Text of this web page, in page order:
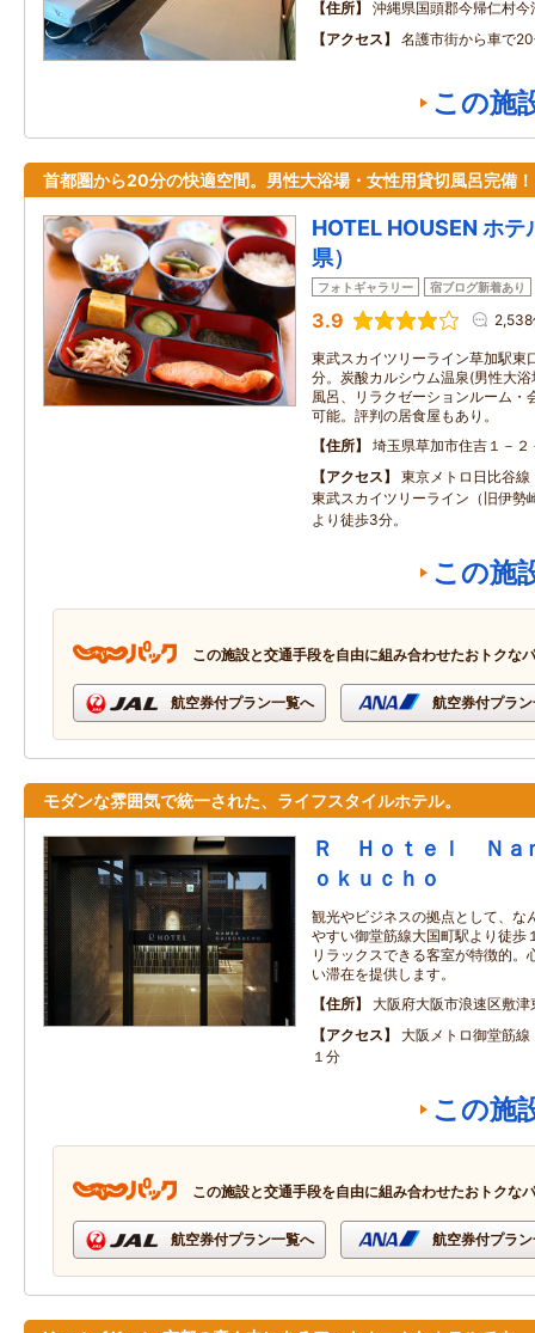
住所
沖縄県国頭郡今帰仁村今
アクセス
名護市街から車で
この施
首都圏から20分の快適空間。男性大浴場・女性用貸切風呂完備！
HOTEL HOUSEN ホ
県）
フォトギャラリー 宿ブログ新着あり
3.9
東武スカイツリーライン草加駅
分。炭酸カルシウム温泉(男性大
風呂、リラクゼーションルーム・
可能。評判の居食屋もあり。
住所
埼玉県草加市住吉１－２
アクセス
東京メトロ日比谷
東武スカイツリーライン（旧伊勢
より徒歩3分。
この施
この施設と交通手段を自由に組み合わせたおトクな
航空券付プラン一覧へ 航空券付プラ
モダンな雰囲気で統一された、ライフスタイルホテル。
Ｒ Ｈｏｔｅｌ Ｎａ
ｏｋｕｃｈｏ
観光やビジネスの拠点として、な
やすい御堂筋線大国町駅より徒歩
リラックスできる客室が特徴的。
い滞在を提供します。
住所
大阪府大阪市浪速区敷津
アクセス
大阪メトロ御堂筋
１分
この施
この施設と交通手段を自由に組み合わせたおトクな
航空券付プラン一覧へ 航空券付プラ